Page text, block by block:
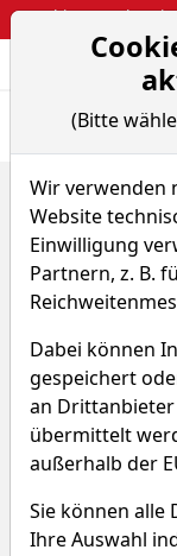
Webinar: So
Home
Aktien
Science
Peer-Group
Watchlist
(Bitte
Wir verwenden
Website
Einwilligung
Partnern, z. B.
Dabei können
gespeichert
an Drittanbieter
übermittelt
außerhalb der
Sie können alle
Ihre Auswahl